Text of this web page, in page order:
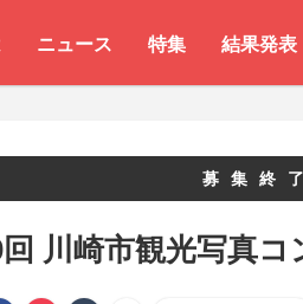
ニュース 特集 結果発表
募集終
川崎市観光写真コ